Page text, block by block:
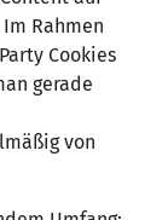
Rahmen
Cookies
gerade
von